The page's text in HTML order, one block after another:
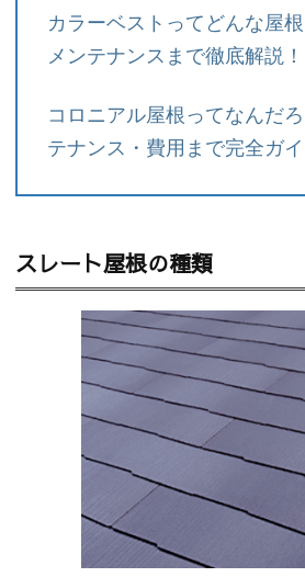
カラーベストってどんな屋
メンテナンスまで徹底解説！
コロニアル屋根ってなんだ
テナンス・費用まで完全ガイ
スレート屋根の種類